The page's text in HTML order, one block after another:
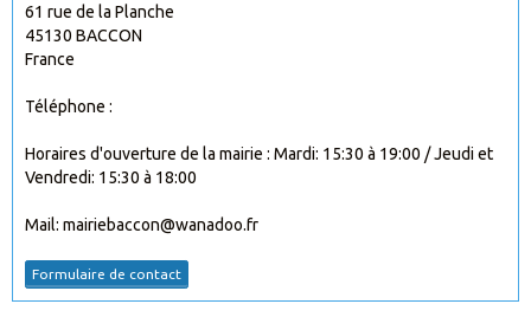
61 rue de la Planche
45130 BACCON
France
Téléphone :
Horaires d'ouverture de la mairie : Mardi: 15:30 à 19:00 / Jeudi et
Vendredi: 15:30 à 18:00
Mail: mairiebaccon@wanadoo.fr
Formulaire de contact